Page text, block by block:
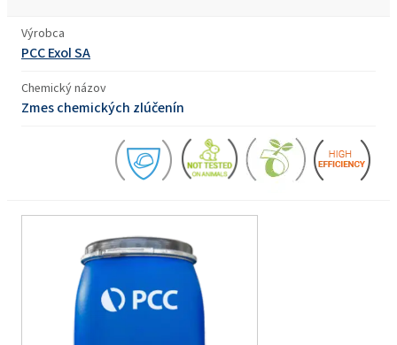
Výrobca
PCC Exol SA
Chemický názov
Zmes chemických zlúčenín